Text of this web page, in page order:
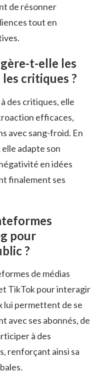
de résonner
tout en
t-elle les
critiques ?
des critiques, elle
efficaces,
avec sang-froid. En
adapte son
en idées
finalement ses
pour
?
de médias
TikTok pour interagir
lui permettent de se
avec ses abonnés, de
à des
renforçant ainsi sa